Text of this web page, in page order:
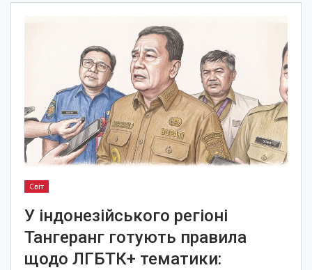
Світ
У індонезійського регіоні
Тангеранг готують правила
щодо ЛГБТК+ тематики: